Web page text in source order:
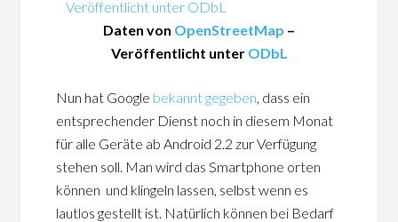
Daten von OpenStreetMap –
Veröffentlicht unter ODbL
Nun hat Google bekannt gegeben, dass ein
entsprechender Dienst noch in diesem Monat
für alle Geräte ab Android 2.2 zur Verfügung
stehen soll. Man wird das Smartphone orten
können und klingeln lassen, selbst wenn es
lautlos gestellt ist. Natürlich können bei Bedarf